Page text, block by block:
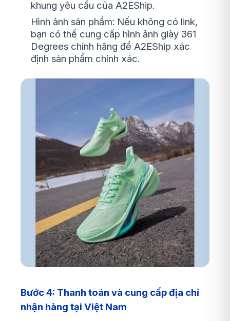
khung yêu cầu của A2EShip.
Hình ảnh sản phẩm: Nếu không có link,
bạn có thể cung cấp hình ảnh giày 361
Degrees chính hãng để A2EShip xác
định sản phẩm chính xác.
Bước 4: Thanh toán và cung cấp địa chỉ
nhận hàng tại Việt Nam